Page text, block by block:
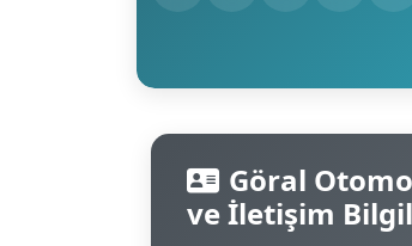
Göral
ve İletişim